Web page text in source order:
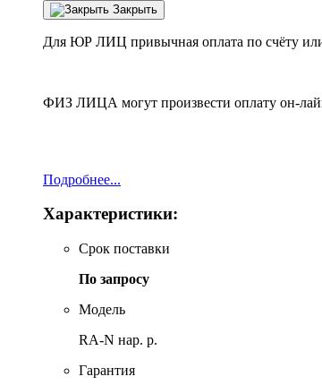
Закрыть
Для ЮР ЛИЦ привычная оплата по счёту
ФИЗ ЛИЦА могут произвести оплату он-
Подробнее...
Характеристики:
Срок поставки
По запросу
Модель
RA-N нар. р.
Гарантия